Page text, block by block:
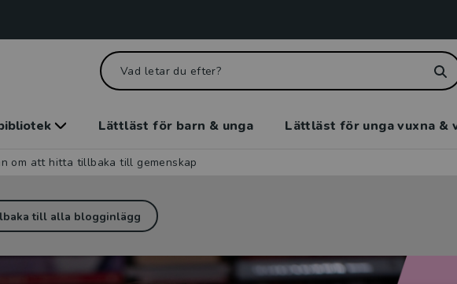
Lättläst för barn & unga Lättläst för unga vuxna &
om att hitta tillbaka till gemenskap
till alla blogginlägg